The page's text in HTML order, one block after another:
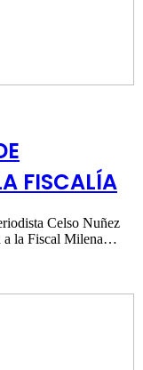
FISCALÍA
Celso Nuñez
a la Fiscal Milena…